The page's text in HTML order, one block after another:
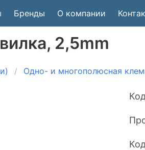
Бренды О компании
2,5mm
Одно- и многополюсная